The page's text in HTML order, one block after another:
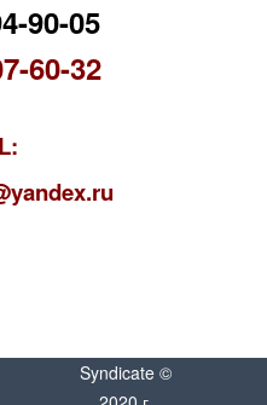
90-05
60-32
Syndicate ©